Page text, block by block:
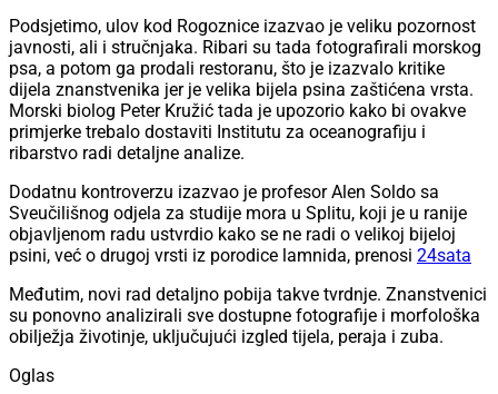
Podsjetimo, ulov kod Rogoznice izazvao je veliku pozornost
javnosti, ali i stručnjaka. Ribari su tada fotografirali morskog
psa, a potom ga prodali restoranu, što je izazvalo kritike
dijela znanstvenika jer je velika bijela psina zaštićena vrsta.
Morski biolog Peter Kružić tada je upozorio kako bi ovakve
primjerke trebalo dostaviti Institutu za oceanografiju i
ribarstvo radi detaljne analize.
Dodatnu kontroverzu izazvao je profesor Alen Soldo sa
Sveučilišnog odjela za studije mora u Splitu, koji je u ranije
objavljenom radu ustvrdio kako se ne radi o velikoj bijeloj
psini, već o drugoj vrsti iz porodice lamnida, prenosi 24sata
Međutim, novi rad detaljno pobija takve tvrdnje. Znanstvenici
su ponovno analizirali sve dostupne fotografije i morfološka
obilježja životinje, uključujući izgled tijela, peraja i zuba.
Oglas